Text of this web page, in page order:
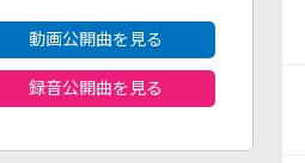
動画公開曲を見る
録音公開曲を見る